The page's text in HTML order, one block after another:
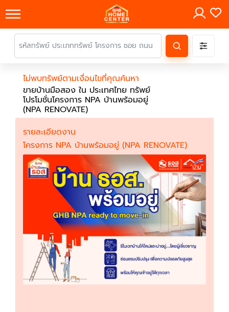
×
ไม่พบทรัพย์ตามเงื่อนไขที่คุณค้นหา
ขายบ้านมือสอง ใน ประเทศไทย ทรัพย์
โปรโมชั่นโครงการ NPA บ้านพร้อมอยู่
(NPA RENOVATE)
รายละเอียดงาน
โครงการ NPA บ้านพร้อมอยู่ (NPA RENOVATE)